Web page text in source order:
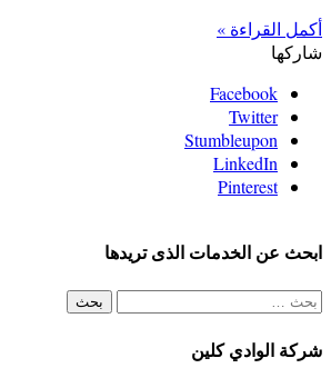
أكمل القراءة »
شاركها
Facebook
Twitter
Stumbleupon
LinkedIn
Pinterest
ابحث عن الخدمات الذى تريدها
البحث
شركة الوادي كلين